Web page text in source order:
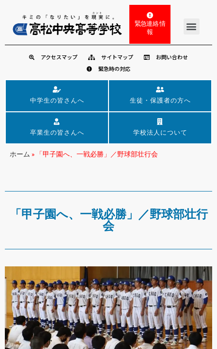
緊急連絡 情
報
アクセスマップ サイトマップ
お問い合わせ
緊急時の対応
中学生の皆さんへ 生徒・保護者の方へ
卒業生の皆さんへ 学校法人について
ホーム » 「甲子園へ、一戦必勝」／野球部壮行会
「甲子園へ、一戦必勝」／野球部壮行
会